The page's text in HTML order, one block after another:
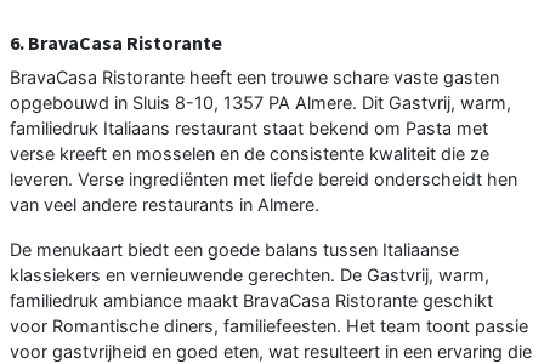
6. BravaCasa Ristorante
BravaCasa Ristorante heeft een trouwe schare vaste gasten
opgebouwd in Sluis 8-10, 1357 PA Almere. Dit Gastvrij, warm,
familiedruk Italiaans restaurant staat bekend om Pasta met
verse kreeft en mosselen en de consistente kwaliteit die ze
leveren. Verse ingrediënten met liefde bereid onderscheidt hen
van veel andere restaurants in Almere.
De menukaart biedt een goede balans tussen Italiaanse
klassiekers en vernieuwende gerechten. De Gastvrij, warm,
familiedruk ambiance maakt BravaCasa Ristorante geschikt
voor Romantische diners, familiefeesten. Het team toont passie
voor gastvrijheid en goed eten, wat resulteert in een ervaring die